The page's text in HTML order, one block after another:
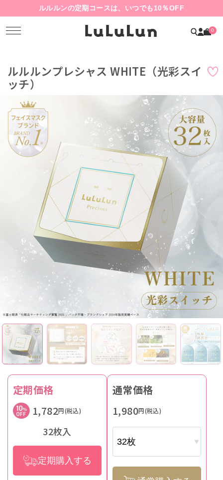
ルルルンの定期コースは、いつでも10％OFF
0
ルルルンプレシャス WHITE（光彩スイ
ッチ）
定期価格
1,782円(税込)
32枚入
定期購入する
通常価格
1,980円(税込)